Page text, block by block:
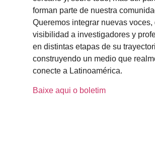
forman parte de nuestra
Queremos integrar nuevas voces,
visibilidad a investigadores y
en distintas etapas de su
construyendo un medio que
conecte a Latinoamérica.
Baixe aqui o boletim